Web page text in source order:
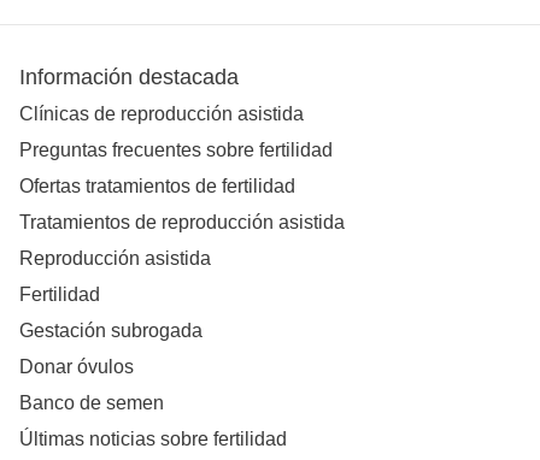
Información destacada
Clínicas de reproducción asistida
Preguntas frecuentes sobre fertilidad
Ofertas tratamientos de fertilidad
Tratamientos de reproducción asistida
Reproducción asistida
Fertilidad
Gestación subrogada
Donar óvulos
Banco de semen
Últimas noticias sobre fertilidad